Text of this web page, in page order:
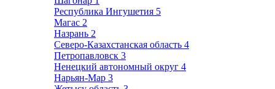
Республика Ингушетия 5
Магас 2
Назрань 2
Северо-Казахстанская область 4
Петропавловск 3
Ненецкий автономный округ 4
Нарьян-Мар 3